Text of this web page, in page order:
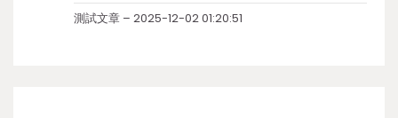
測試文章 – 2025-12-02 01:20:51